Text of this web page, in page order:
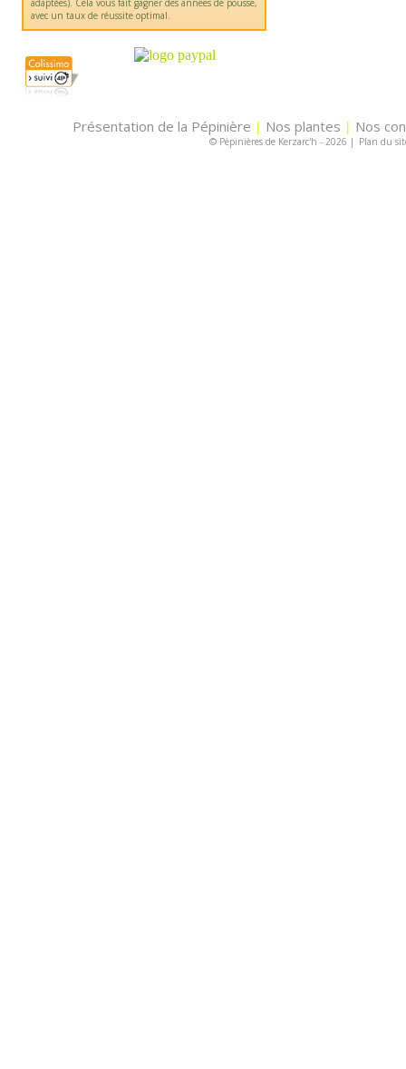
adaptées). Cela vous fait gagner des années de pousse,
avec un taux de réussite optimal.
Présentation de la Pépinière | Nos plantes | Nos
© Pépinières de Kerzarc'h - 2026 | Plan du